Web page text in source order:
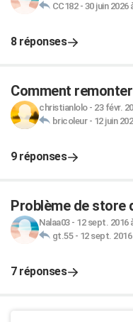
CC182- 30 juin 2026
8 réponses
Comment
christianlolo- 23 févr.
bricoleur- 12 juin
9 réponses
Problème de store
Nalaa03- 12 sept. 2016
gt.55- 12 sept. 2016
7 réponses